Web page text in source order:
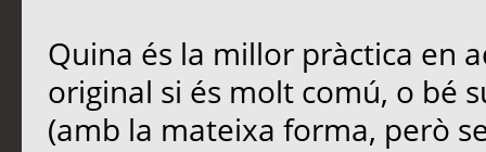
Quina és la millor pràctica en
original si és molt comú, o bé
(amb la mateixa forma, però